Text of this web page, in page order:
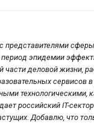
представителями
период эпидемии
части деловой жизни,
сервисов
технологическими,
российский IT-
Добавлю, что